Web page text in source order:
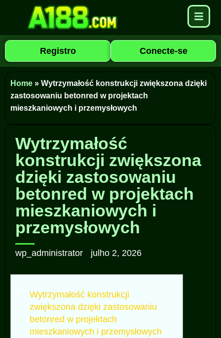
Registro Conecte-se
Home » Wytrzymałość konstrukcji zwiększona dzięki
zastosowaniu betonred w projektach
mieszkaniowych i przemysłowych
Wytrzymałość
konstrukcji zwiększona
dzięki zastosowaniu
betonred w projektach
mieszkaniowych i
przemysłowych
wp_administrator julho 2, 2026
Wytrzymałość konstrukcji
zwiększona dzięki zastosowaniu
betonred w projektach
mieszkaniowych i przemysłowych